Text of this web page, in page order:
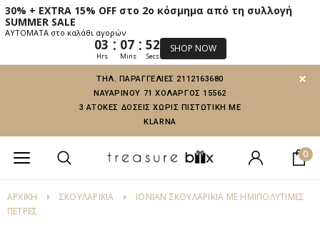
30% + EXTRA 15% OFF στο 2ο κόσμημα από τη συλλογή
SUMMER SALE
ΑΥΤΟΜΑΤΑ στο καλάθι αγορών
03 : 07 : 51
Hrs Mins Secs
SHOP NOW
ΤΗΛ. ΠΑΡΑΓΓΕΛΙΕΣ 2112163680
ΝΑΥΑΡΙΝΟΥ 71 ΧΟΛΑΡΓΟΣ 15562
3 ΑΤΟΚΕΣ ΔΟΣΕΙΣ ΧΩΡΙΣ ΠΙΣΤΩΤΙΚΗ ΜΕ
KLARNA
0
ΑΡΧΙΚΗ ΣΚΟΥΛΑΡΙΚΙΑ
IONIAN ΣΚΟΥΛΑΡΊΚΙΑ ΜΕ ΗΜΙΠΟΛΎΤΙΜΕΣ
ΠΈΤΡΕΣ